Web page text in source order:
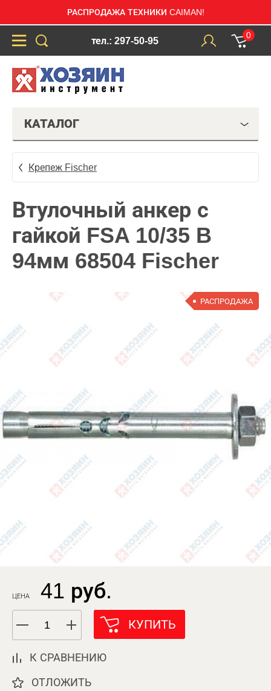
РАСПРОДАЖА ТЕХНИКИ CAIMAN!
тел.: 297-50-95
0
КАТАЛОГ
Крепеж Fischer
Втулочный анкер с
гайкой FSA 10/35 B
94мм 68504 Fischer
РАСПРОДАЖА
ЦЕНА 41 руб.
КУПИТЬ
К СРАВНЕНИЮ
ОТЛОЖИТЬ